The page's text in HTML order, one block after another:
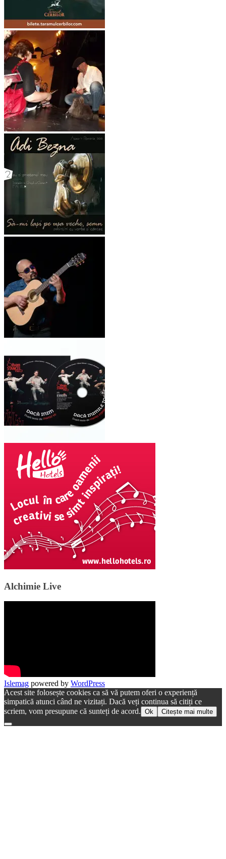
Alchimie Live
Islemag powered by WordPress
Acest site folosește cookies ca să vă putem oferi o experiență
simpatică atunci când ne vizitați. Dacă veți continua să citiți ce
scriem, vom presupune că sunteți de acord. Ok Citește mai multe